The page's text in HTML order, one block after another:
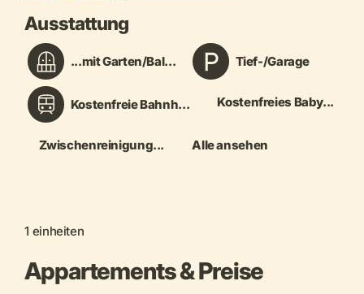
Ausstattung
...mit Garten/Bal... Tief-/Garage
Kostenfreie Bahnh... Kostenfreies Baby...
Zwischenreinigung... Alle ansehen
1 einheiten
Appartements & Preise